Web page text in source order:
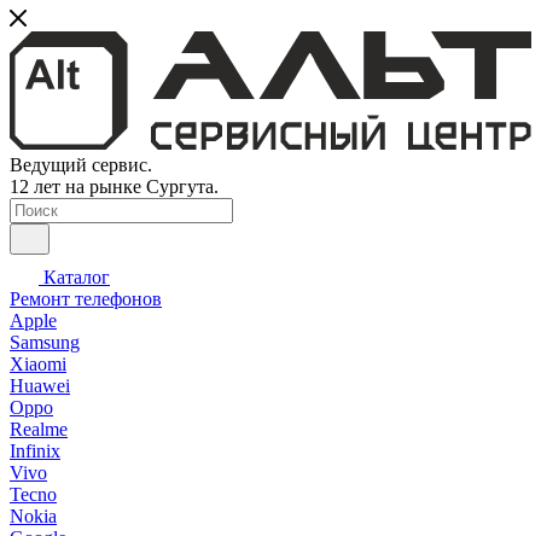
Ведущий сервис.
12 лет на рынке Сургута.
Каталог
Ремонт телефонов
Apple
Samsung
Xiaomi
Huawei
Oppo
Realme
Infinix
Vivo
Tecno
Nokia